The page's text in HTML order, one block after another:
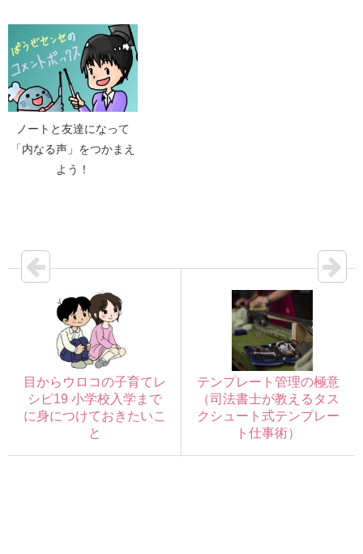
ノートと友達になって
「内なる声」をつかまえ
よう！
目からウロコの子育てレ
シピ19 小学校入学まで
に身につけておきたいこ
と
テンプレート管理の極意
（司法書士が教えるタス
クシュート式テンプレー
ト仕事術）